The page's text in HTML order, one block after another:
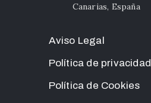
Canarias, España
Aviso Legal
Política de privacidad
Política de Cookies